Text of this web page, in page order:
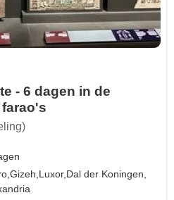
- 6 dagen in de
Gizeh,Luxor,Dal der Koningen,